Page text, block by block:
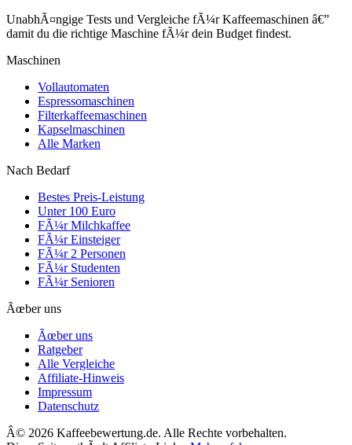
UnabhÃ¤ngige Tests und Vergleiche fÃ¼r Kaffeemaschinen â€”
damit du die richtige Maschine fÃ¼r dein Budget findest.
Maschinen
Vollautomaten
Espressomaschinen
Filterkaffeemaschinen
Kapselmaschinen
Alle Marken
Nach Bedarf
Bestes Preis-Leistung
Unter 100 Euro
FÃ¼r Milchkaffee
FÃ¼r Einsteiger
FÃ¼r 2 Personen
FÃ¼r Studenten
FÃ¼r Senioren
Ãœber uns
Ãœber uns
Ratgeber
Alle Vergleiche
Affiliate-Hinweis
Impressum
Datenschutz
Â© 2026 Kaffeebewertung.de. Alle Rechte vorbehalten.